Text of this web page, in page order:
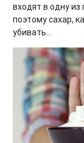
входят в одну
поэтому сахар,
убивать…